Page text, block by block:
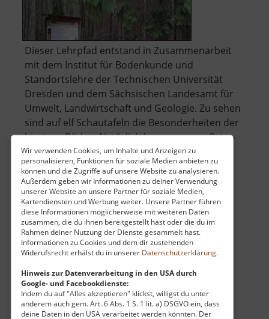
Wir verwenden Cookies, um Inhalte und Anzeigen zu
personalisieren, Funktionen für soziale Medien anbieten zu
können und die Zugriffe auf unsere Website zu analysieren.
Außerdem geben wir Informationen zu deiner Verwendung
unserer Website an unsere Partner für soziale Medien,
Kartendiensten und Werbung weiter. Unsere Partner führen
diese Informationen möglicherweise mit weiteren Daten
zusammen, die du ihnen bereitgestellt hast oder die du im
Rahmen deiner Nutzung der Dienste gesammelt hast.
Informationen zu Cookies und dem dir zustehenden
Widerufsrecht erhälst du in unserer Datenschutzerklärung.
Hinweis zur Datenverarbeitung in den USA durch
Google- und Facebookdienste:
Indem du auf "Alles akzeptieren" klickst, willigst du unter
anderem auch gem. Art. 6 Abs. 1 S. 1 lit. a) DSGVO ein, dass
deine Daten in den USA verarbeitet werden könnten. Der
Dieser Lehrpfad entstand in Zusammenarbeit
mit dem Institut für Bodenkunde und
Standortslehre der Technischen Universität
Dresden und dem Sächsischen Landesamt für
Umwelt, Landwirtschaft und Geologie. Zu sehen
sind auf elf Schautafeln die Besonderheiten der
hiesigen Böden. Natürlich kann man vor Ort.. »
weiterlesenüber
Bodenlehrpfad
Spielplatz Niederschöna
Osterzgebirge
aktuell vom 23.07.2024 / Zugriffe: 7596
50 km vom aktuellen Standort